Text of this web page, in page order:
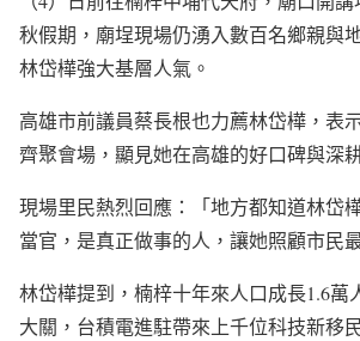
秋假期，廟埕現場仍湧入數百名鄉親與
林岱樺強大基層人氣。
高雄市前議員蔡長根也力薦林岱樺，表
齊聚會場，顯見她在高雄的好口碑與深
現場里民熱烈回應：「地方都知道林岱
當官，是真正做事的人，讓她照顧市民最
林岱樺提到，楠梓十年來人口成長1.6萬
大關，台積電進駐帶來上千位科技新移